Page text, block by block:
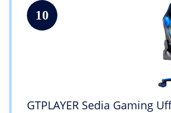
10
GTPLAYER Sedia Gaming